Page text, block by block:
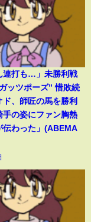
連打も…」未勝利戦
ッツポーズ” 惜敗続
ド、師匠の馬を勝利
手の姿にファン胸熱
伝わった」(ABEMA